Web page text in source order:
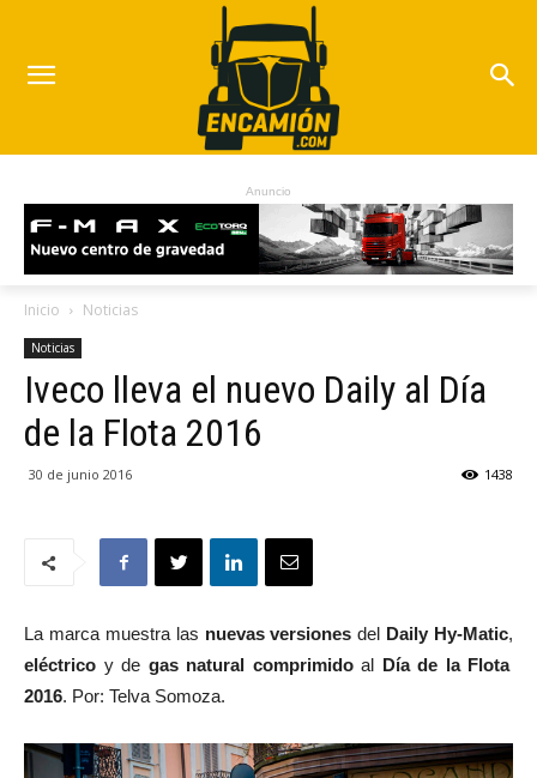
Anuncio
Inicio Noticias
Noticias
Iveco lleva el nuevo Daily al Día
de la Flota 2016
30 de junio 2016 1438
La marca muestra las nuevas versiones del Daily Hy-Matic,
eléctrico y de gas natural comprimidoal Día de la Flota
2016. Por: Telva Somoza.